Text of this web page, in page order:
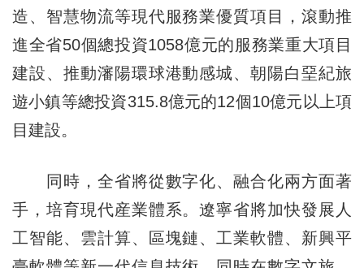
造、智慧物流等現代服務業優質項目，滾動推
進全省50個總投資1058億元的服務業重大項目
建設、推動瀋陽環球港動感城、朝陽白堊紀旅
遊小鎮等總投資315.8億元的12個10億元以上項
目建設。
同時，全省將從數字化、融合化兩方面著
手，培育現代産業體系。遼寧省將加快發展人
工智能、雲計算、區塊鏈、工業軟體、新興平